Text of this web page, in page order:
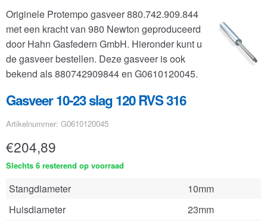
Klantenservice
FAQ
Originele Protempo gasveer 880.742.909.844
met een kracht van 980 Newton geproduceerd
door Hahn Gasfedern GmbH. Hieronder kunt u
de gasveer bestellen. Deze gasveer is ook
bekend als 880742909844 en G0610120045.
Gasveer 10-23 slag 120 RVS 316
Artikelnummer: G0610120045
€204,89
Slechts 6 resterend op voorraad
Stangdiameter
10mm
Huisdiameter
23mm